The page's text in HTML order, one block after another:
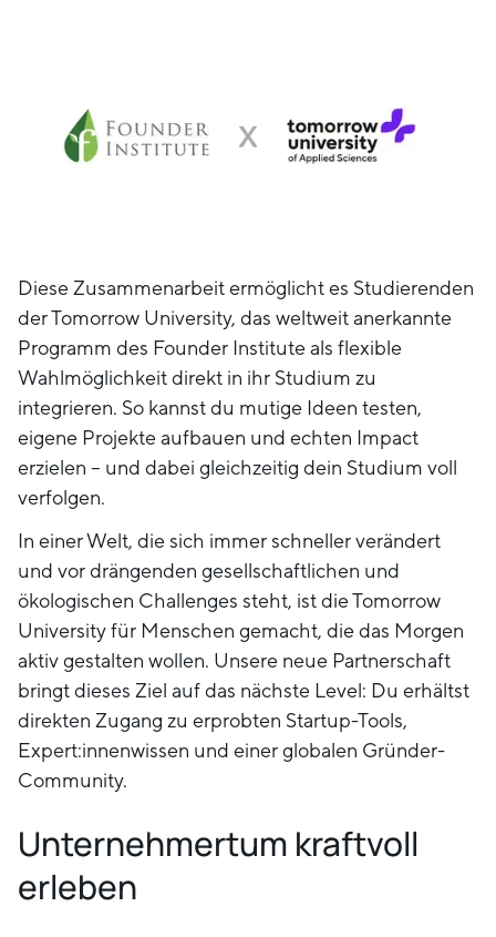
Diese Zusammenarbeit ermöglicht es Studierenden
der Tomorrow University, das weltweit anerkannte
Programm des Founder Institute als flexible
Wahlmöglichkeit direkt in ihr Studium zu
integrieren. So kannst du mutige Ideen testen,
eigene Projekte aufbauen und echten Impact
erzielen – und dabei gleichzeitig dein Studium voll
verfolgen.
In einer Welt, die sich immer schneller verändert
und vor drängenden gesellschaftlichen und
ökologischen Challenges steht, ist die Tomorrow
University für Menschen gemacht, die das Morgen
aktiv gestalten wollen. Unsere neue Partnerschaft
bringt dieses Ziel auf das nächste Level: Du erhältst
direkten Zugang zu erprobten Startup-Tools,
Expert:innenwissen und einer globalen Gründer-
Community.
Unternehmertum kraftvoll
erleben